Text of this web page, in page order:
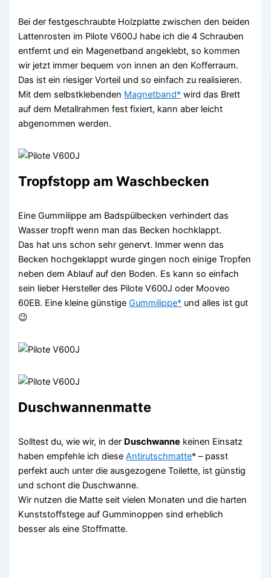
Bei der festgeschraubte Holzplatte zwischen den beiden
Lattenrosten im Pilote V600J habe ich die 4 Schrauben
entfernt und ein Magenetband angeklebt, so kommen
wir jetzt immer bequem von innen an den Kofferraum.
Das ist ein riesiger Vorteil und so einfach zu realisieren.
Mit dem selbstklebenden Magnetband* wird das Brett
auf dem Metallrahmen fest fixiert, kann aber leicht
abgenommen werden.
Tropfstopp am Waschbecken
Eine Gummilippe am Badspülbecken verhindert das
Wasser tropft wenn man das Becken hochklappt.
Das hat uns schon sehr genervt. Immer wenn das
Becken hochgeklappt wurde gingen noch einige Tropfen
neben dem Ablauf auf den Boden. Es kann so einfach
sein lieber Hersteller des Pilote V600J oder Mooveo
60EB. Eine kleine günstigeGummilippe* und alles ist gut
😉
Duschwannenmatte
Solltest du, wie wir, in der Duschwanne keinen Einsatz
haben empfehle ich dieseAntirutschmatte* – passt
perfekt auch unter die ausgezogene Toilette, ist günstig
und schont die Duschwanne.
Wir nutzen die Matte seit vielen Monaten und die harten
Kunststoffstege auf Gumminoppen sind erheblich
besser als eine Stoffmatte.